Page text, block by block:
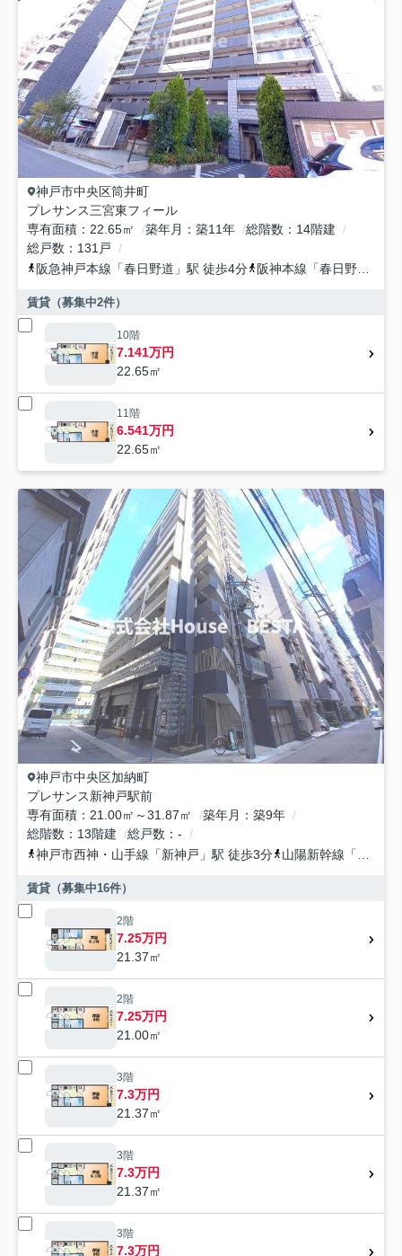
神戸市中央区筒井町
プレサンス三宮東フィール
専有面積
22.65㎡ 築年月 築11年 総階数
14階建
総戸数
131戸
阪急神戸本線 「春日野道 」駅 徒歩4分 阪神本線 「春日野道
賃貸（募集中2件）
10階
7.141万円
22.65㎡
11階
6.541万円
22.65㎡
神戸市中央区加納町
プレサンス新神戸駅前
専有面積
21.00㎡～31.87㎡ 築年月
築9年
総階数
13階建 総戸数
-
神戸市西神・山手線 「新神戸 」駅 徒歩3分 山陽新幹線 「
賃貸（募集中16件）
2階
7.25万円
21.37㎡
2階
7.25万円
21.00㎡
3階
7.3万円
21.37㎡
3階
7.3万円
21.37㎡
3階
7.3万円